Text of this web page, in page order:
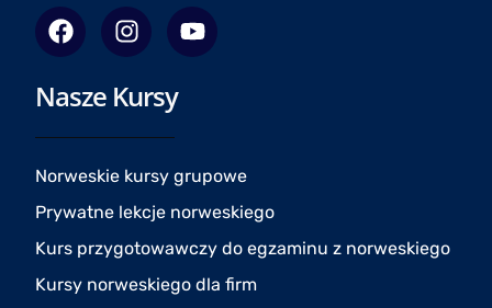
F
a
c
e
o
o
I
n
s
t
g
r
a
m
Y
o
u
e
Nasze Kursy
Norweskie kursy grupowe
Prywatne lekcje norweskiego
Kurs przygotowawczy do egzaminu z norweskiego
Kursy norweskiego dla firm